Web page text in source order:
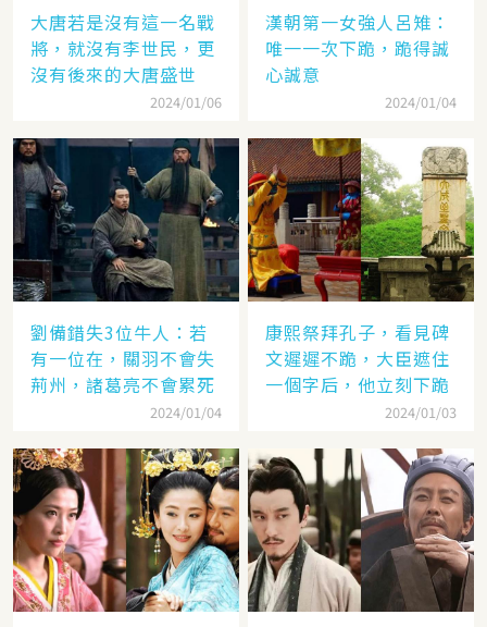
大唐若是沒有這一名戰
將，就沒有李世民，更
沒有後來的大唐盛世
2024/01/06
漢朝第一女強人呂雉：
唯一一次下跪，跪得誠
心誠意
2024/01/04
劉備錯失3位牛人：若
有一位在，關羽不會失
荊州，諸葛亮不會累死
2024/01/04
康熙祭拜孔子，看見碑
文遲遲不跪，大臣遮住
一個字后，他立刻下跪
2024/01/03